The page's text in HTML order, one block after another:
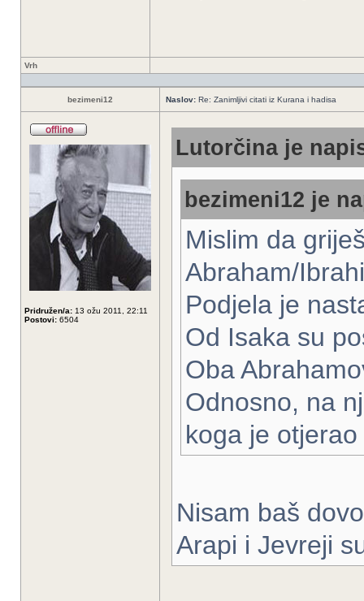
Vrh
bezimeni12 Naslov: Re: Zanimljivi citati iz Kurana i hadisa
Pridružen/a: 13 ožu 2011, 22:11
Postovi: 6504
Lutorčina je
bezimeni12 je
Mislim da
Abraham/
Podjela je
Od Isaka su
Oba
Odnosno, na
koga je
Nisam baš
Arapi i Jevreji